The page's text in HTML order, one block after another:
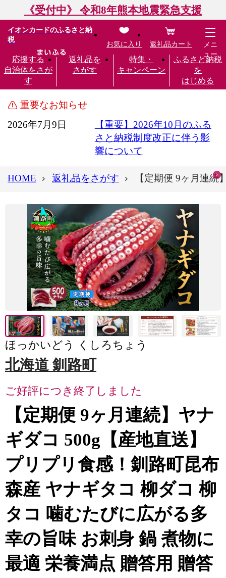
《受付中》 令和8年熊本地震緊急支援
イオンカードのふるさと納
税
応援する
自治体をさが
す
返礼品を
さがす
特集・
キャンペーン
ふるさと納税
を
はじめる
お気に入り 返礼品カート
メニ
ュー
重要なお知らせ
2026年7月9日
【重要】2026年10月のふる
さと納税制度改正に伴う影
響について
HOME 返礼品をさがす 【定期便 9ヶ月連
ほっかいどう くしろちょう
北海道 釧路町
ご好評につき終了しました
【定期便 9ヶ月連続】ヤナ
ギダコ 500g【産地直送】
プリプリ食感！釧路町昆布
森産 ヤナギタコ 柳ダコ 柳
タコ 噛むたびに広がる多
幸の旨味 お刺身 鍋 煮物に
最適 栄養満点 贈答用 贈答